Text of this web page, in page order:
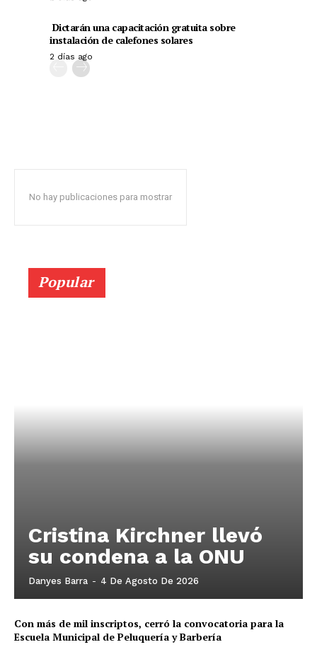
Dictarán una capacitación gratuita sobre
instalación de calefones solares
2 días ago
No hay publicaciones para mostrar
Popular
Cristina Kirchner llevó
su condena a la ONU
Danyes Barra - 4 De Agosto De 2026
Con más de mil inscriptos, cerró la convocatoria para la
Escuela Municipal de Peluquería y Barbería